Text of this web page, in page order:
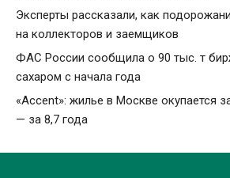
Эксперты рассказали, как
на коллекторов и заемщиков
ФАС России сообщила о 90 тыс. т
сахаром с начала года
«Accent»: жилье в Москве окупается
— за 8,7 года